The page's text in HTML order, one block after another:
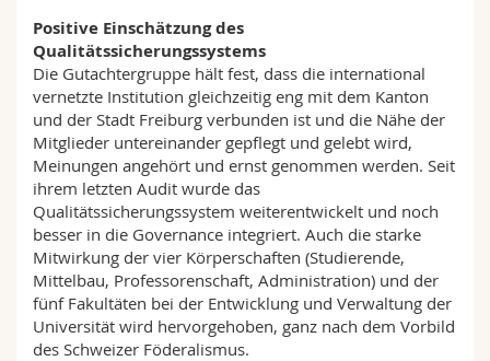
Positive Einschätzung des
Qualitätssicherungssystems
Die Gutachtergruppe hält fest, dass die international
vernetzte Institution gleichzeitig eng mit dem Kanton
und der Stadt Freiburg verbunden ist und die Nähe der
Mitglieder untereinander gepflegt und gelebt wird,
Meinungen angehört und ernst genommen werden. Seit
ihrem letzten Audit wurde das
Qualitätssicherungssystem weiterentwickelt und noch
besser in die Governance integriert. Auch die starke
Mitwirkung der vier Körperschaften (Studierende,
Mittelbau, Professorenschaft, Administration) und der
fünf Fakultäten bei der Entwicklung und Verwaltung der
Universität wird hervorgehoben, ganz nach dem Vorbild
des Schweizer Föderalismus.